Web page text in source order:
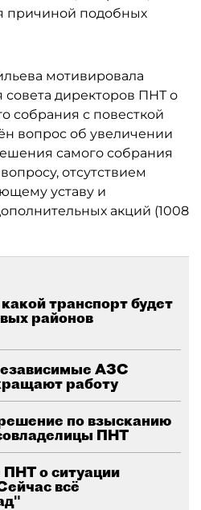
причиной подобных
мотивировала
директоров ПНТ о
собрания с повесткой
вопрос об увеличении
самого собрания
отсутствием
уставу и
акций (1008
транспорт будет
районов
АЗС
работу
по взысканию
ПНТ
о ситуации
всё